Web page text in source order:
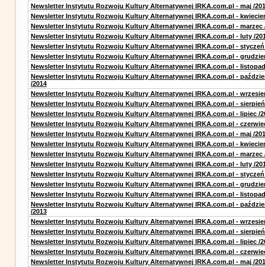
Newsletter Instytutu Rozwoju Kultury Alternatywnej IRKA.com.pl - maj /
Newsletter Instytutu Rozwoju Kultury Alternatywnej IRKA.com.pl -
Newsletter Instytutu Rozwoju Kultury Alternatywnej IRKA.com.pl - marzec
Newsletter Instytutu Rozwoju Kultury Alternatywnej IRKA.com.pl - luty /
Newsletter Instytutu Rozwoju Kultury Alternatywnej IRKA.com.pl - styczeń
Newsletter Instytutu Rozwoju Kultury Alternatywnej IRKA.com.pl -
Newsletter Instytutu Rozwoju Kultury Alternatywnej IRKA.com.pl - listopad
Newsletter Instytutu Rozwoju Kultury Alternatywnej IRKA.com.pl -
/2014
Newsletter Instytutu Rozwoju Kultury Alternatywnej IRKA.com.pl -
Newsletter Instytutu Rozwoju Kultury Alternatywnej IRKA.com.pl - sierpień
Newsletter Instytutu Rozwoju Kultury Alternatywnej IRKA.com.pl - lipiec /
Newsletter Instytutu Rozwoju Kultury Alternatywnej IRKA.com.pl -
Newsletter Instytutu Rozwoju Kultury Alternatywnej IRKA.com.pl - maj /
Newsletter Instytutu Rozwoju Kultury Alternatywnej IRKA.com.pl -
Newsletter Instytutu Rozwoju Kultury Alternatywnej IRKA.com.pl - marzec
Newsletter Instytutu Rozwoju Kultury Alternatywnej IRKA.com.pl - luty /
Newsletter Instytutu Rozwoju Kultury Alternatywnej IRKA.com.pl - styczeń
Newsletter Instytutu Rozwoju Kultury Alternatywnej IRKA.com.pl -
Newsletter Instytutu Rozwoju Kultury Alternatywnej IRKA.com.pl - listopad
Newsletter Instytutu Rozwoju Kultury Alternatywnej IRKA.com.pl -
/2013
Newsletter Instytutu Rozwoju Kultury Alternatywnej IRKA.com.pl -
Newsletter Instytutu Rozwoju Kultury Alternatywnej IRKA.com.pl - sierpień
Newsletter Instytutu Rozwoju Kultury Alternatywnej IRKA.com.pl - lipiec /
Newsletter Instytutu Rozwoju Kultury Alternatywnej IRKA.com.pl -
Newsletter Instytutu Rozwoju Kultury Alternatywnej IRKA.com.pl - maj /